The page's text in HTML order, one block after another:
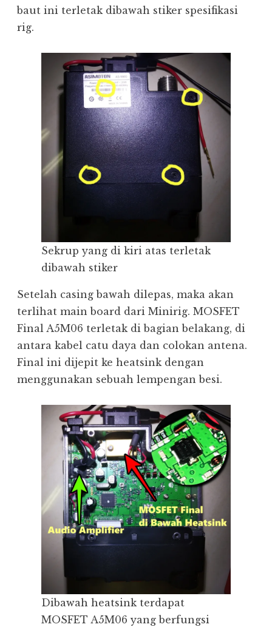
baut ini terletak dibawah stiker spesifikasi
rig.
Sekrup yang di kiri atas terletak
dibawah stiker
Setelah casing bawah dilepas, maka akan
terlihat main board dari Minirig. MOSFET
Final A5M06 terletak di bagian belakang, di
antara kabel catu daya dan colokan antena.
Final ini dijepit ke heatsink dengan
menggunakan sebuah lempengan besi.
Dibawah heatsink terdapat
MOSFET A5M06 yang berfungsi